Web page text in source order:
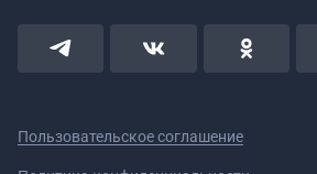
Пользовательское соглашение